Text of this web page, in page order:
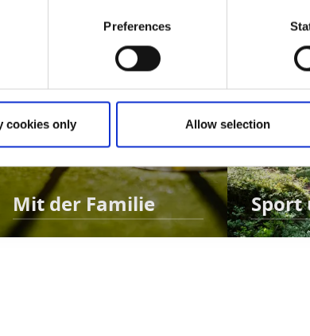
Preferences
cookies only Allow selection
Mit der Familie Sport